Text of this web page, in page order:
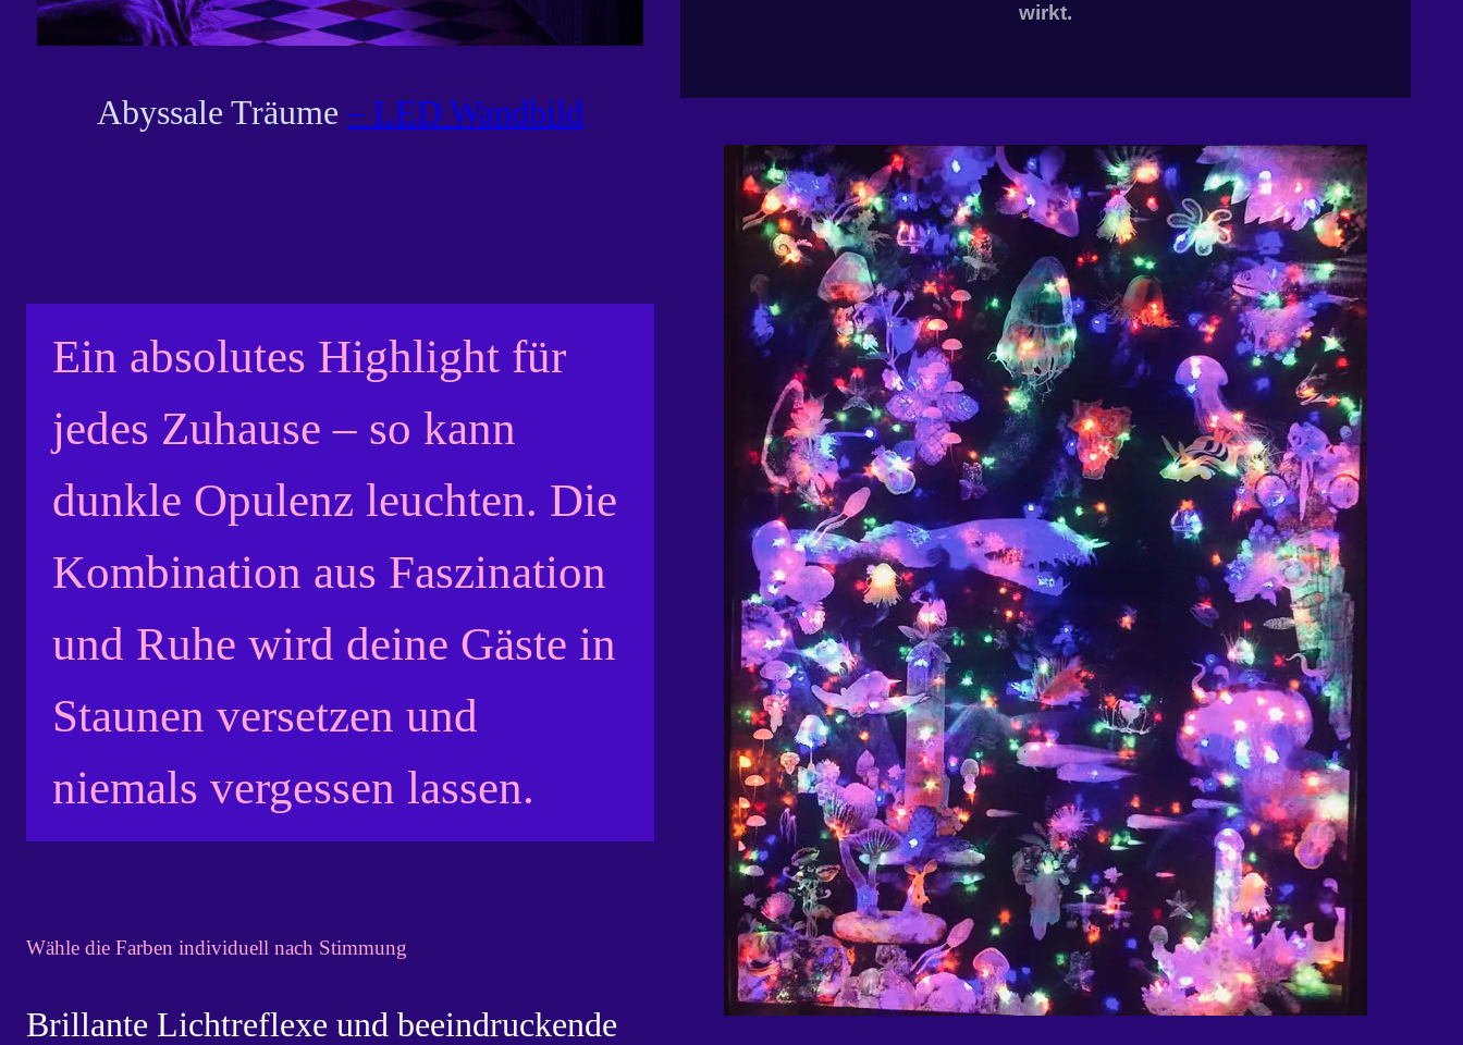
Abyssale Träume– LED Wandbild
Ein absolutes Highlight für
jedes Zuhause – so kann
dunkle Opulenz leuchten. Die
Kombination aus Faszination
und Ruhe wird deine Gäste in
Staunen versetzen und
niemals vergessen lassen.
Wähle die Farben individuell nach Stimmung
Brillante Lichtreflexe und beeindruckende
wirkt.